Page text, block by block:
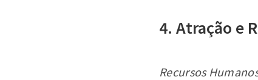
4. Atração e
Recursos